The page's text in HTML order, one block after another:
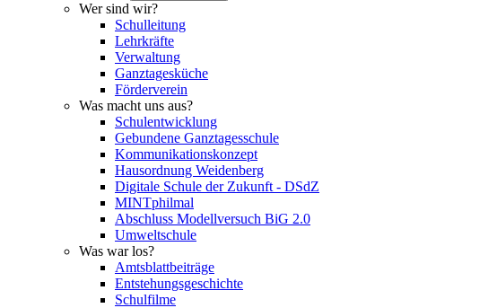
Wer sind wir?
Schulleitung
Lehrkräfte
Verwaltung
Ganztagesküche
Förderverein
Was macht uns aus?
Schulentwicklung
Gebundene Ganztagesschule
Kommunikationskonzept
Hausordnung Weidenberg
Digitale Schule der Zukunft - DSdZ
MINTphilmal
Abschluss Modellversuch BiG 2.0
Umweltschule
Was war los?
Amtsblattbeiträge
Entstehungsgeschichte
Schulfilme